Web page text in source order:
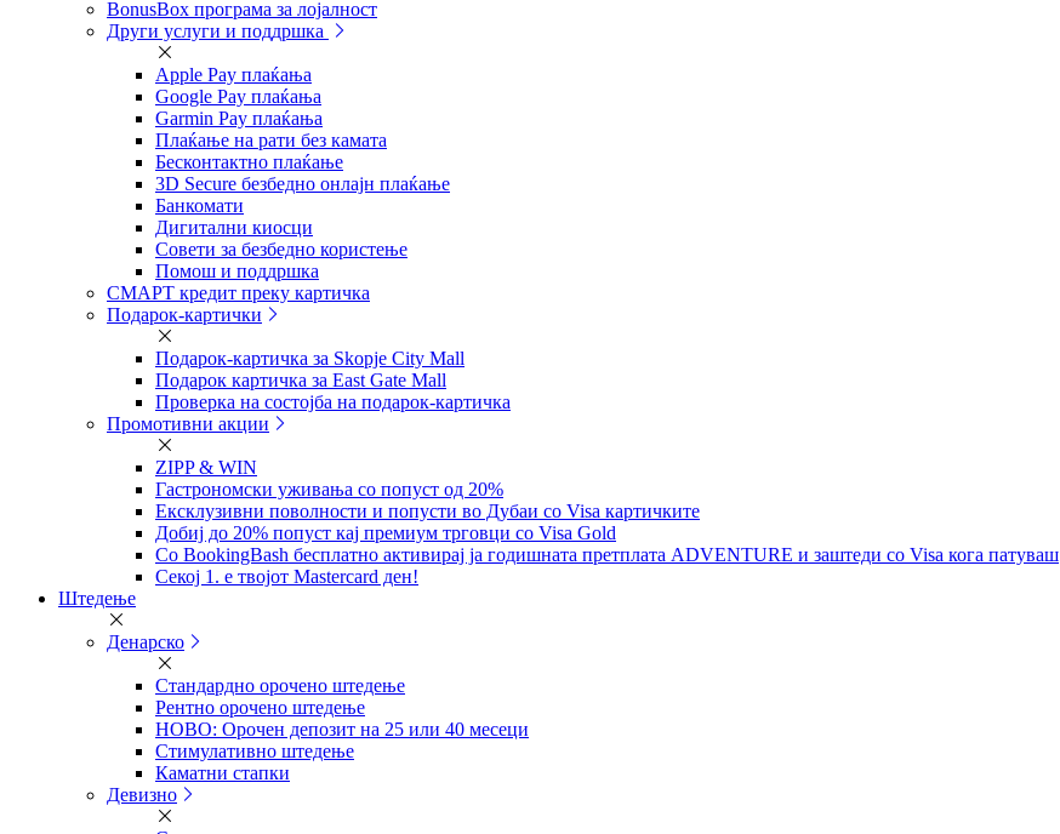
BonusBox програма за лојалност
Други услуги и поддршка
Apple Pay плаќања
Google Pay плаќања
Garmin Pay плаќања
Плаќање на рати без камата
Бесконтактно плаќање
3D Secure безбедно онлајн плаќање
Банкомати
Дигитални киосци
Совети за безбедно користење
Помош и поддршка
СМАРТ кредит преку картичка
Подарок-картички
Подарок-картичка за Skopje City Mall
Подарок картичка за East Gate Mall
Проверка на состојба на подарок-картичка
Промотивни акции
ZIPP & WIN
Гастрономски уживања со попуст од 20%
Eксклузивни поволности и попусти во Дубаи со Visa картичките
Добиј до 20% попуст кај премиум трговци со Visa Gold
Со BookingBash бесплатно активирај ја годишната претплата ADVENTURE и заштеди со Visa кога патуваш
Секој 1. е твојот Mastercard ден!
Штедење
Денарско
Стандардно орочено штедење
Рентно орочено штедење
НОВО: Орочен депозит на 25 или 40 месеци
Стимулативно штедење
Каматни стапки
Девизно